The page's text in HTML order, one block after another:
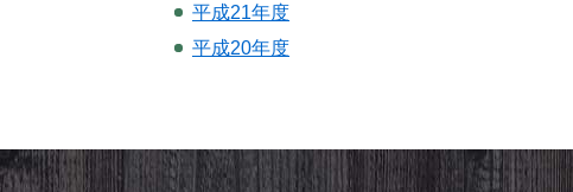
平成21年度
平成20年度